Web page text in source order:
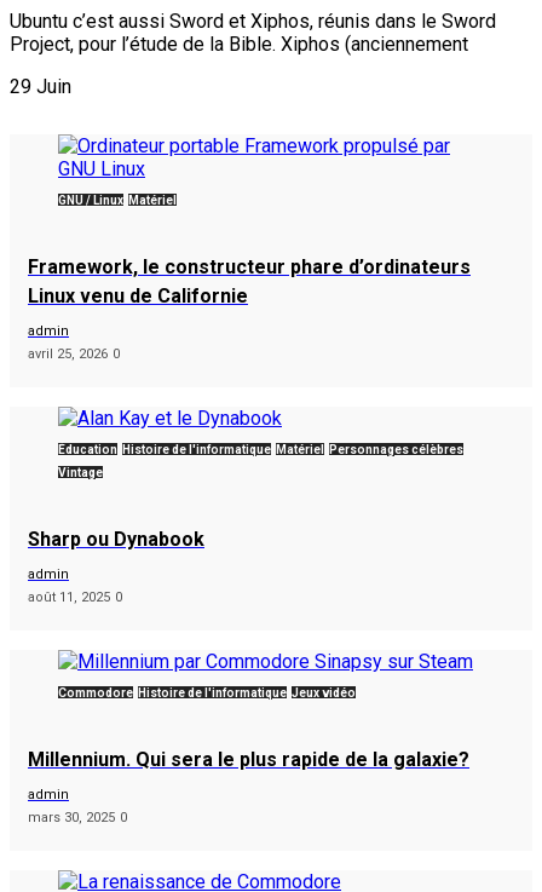
Ubuntu c’est aussi Sword et Xiphos, réunis dans le Sword
Project, pour l’étude de la Bible. Xiphos (anciennement
29 Juin
GNU / Linux Matériel
Framework, le constructeur phare d’ordinateurs
Linux venu de Californie
admin
avril 25, 2026 0
Éducation Histoire de l'informatique Matériel
Personnages célèbres
Vintage
Sharp ou Dynabook
admin
août 11, 2025 0
Commodore Histoire de l'informatique Jeux vidéo
Millennium. Qui sera le plus rapide de la galaxie?
admin
mars 30, 2025 0